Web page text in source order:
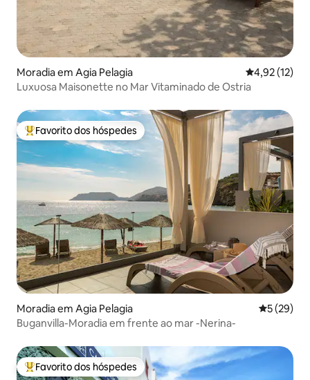
Moradia em Agia Pelagia Classificação
4,92 (12)
Luxuosa Maisonette no Mar Vitaminado de Ostria
Favoritos dos hóspedes mais apreciados
Favorito dos hóspedes
Moradia em Agia Pelagia
5 (29)
Buganvilla-Moradia em frente ao mar -Nerina-
Favoritos dos hóspedes mais apreciados
Favorito dos hóspedes